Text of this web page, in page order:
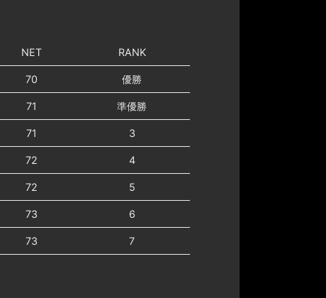
NET RANK
70 優勝
71 準優勝
71 3
72 4
72 5
73 6
73 7